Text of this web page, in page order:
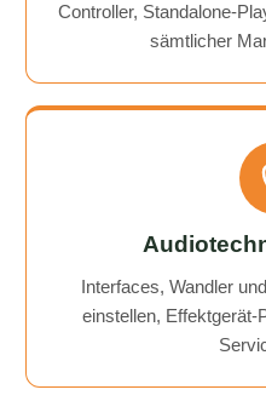
Controller, Standalone-
sämtlicher
Interfaces, Wandler
einstellen,